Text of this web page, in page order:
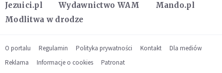
Jezuici.pl Wydawnictwo WAM
Mando.pl
Modlitwa w drodze
O portalu Regulamin Polityka prywatności Kontakt
Dla mediów
Reklama
Informacje o cookies Patronat